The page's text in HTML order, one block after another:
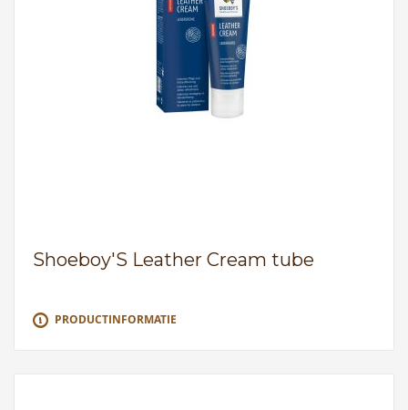
Shoeboy'S Leather Cream tube
PRODUCTINFORMATIE